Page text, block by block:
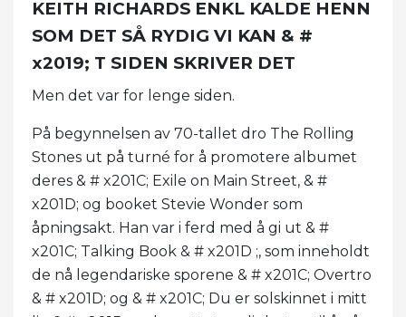
KEITH RICHARDS ENKL KALDE HENN
SOM DET SÅ RYDIG VI KAN & #
x2019; T SIDEN SKRIVER DET
Men det var for lenge siden.
På begynnelsen av 70-tallet dro The Rolling
Stones ut på turné for å promotere albumet
deres & # x201C; Exile on Main Street, & #
x201D; og booket Stevie Wonder som
åpningsakt. Han var i ferd med å gi ut & #
x201C; Talking Book & # x201D ;, som inneholdt
de nå legendariske sporene & # x201C; Overtro
& # x201D; og & # x201C; Du er solskinnet i mitt